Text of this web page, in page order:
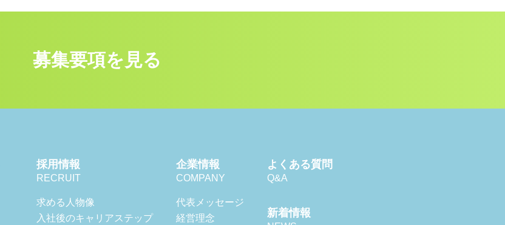
募集要項を見る
採用情報
RECRUIT
求める人物像
入社後のキャリアステップ
企業情報
COMPANY
代表メッセージ
経営理念
よくある質問
Q&A
新着情報